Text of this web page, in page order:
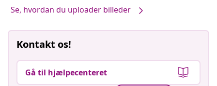
Se, hvordan du uploader billeder
Kontakt os!
Gå til hjælpecenteret